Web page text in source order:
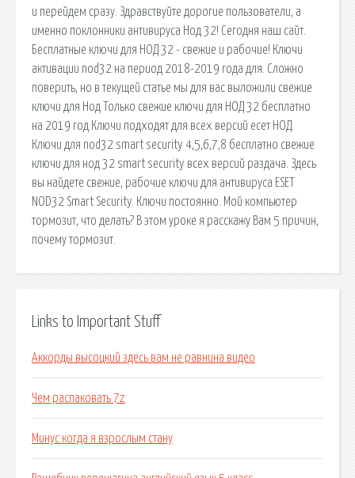
и перейдем сразу. Здравствуйте дорогие пользователи, а
именно поклонники антивируса Нод 32! Сегодня наш сайт.
Бесплатные ключи для НОД 32 - свежие и рабочие! Ключи
активации nod32 на период 2018-2019 года для. Сложно
поверить, но в текущей статье мы для вас выложили свежие
ключи для Нод Только свежие ключи для НОД 32 бесплатно
на 2019 год.Ключи подходят для всех версий есет НОД.
Ключи для nod32 smart security 4,5,6,7,8 бесплатно свежие
ключи для нод 32 smart security всех версий раздача. Здесь
вы найдете свежие, рабочие ключи для антивируса ESET
NOD32 Smart Security. Ключи постоянно. Мой компьютер
тормозит, что делать? В этом уроке я расскажу Вам 5 причин,
почему тормозит.
Links to Important Stuff
Аккорды высоцкий здесь вам не равнина видео
Чем распаковать 7z
Минус когда я взрослым стану